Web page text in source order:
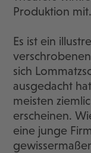
Produktion mit.
Es ist ein
sich
ausgedacht
meisten
erscheinen.
eine junge